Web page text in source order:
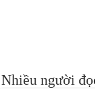
Nhiều người